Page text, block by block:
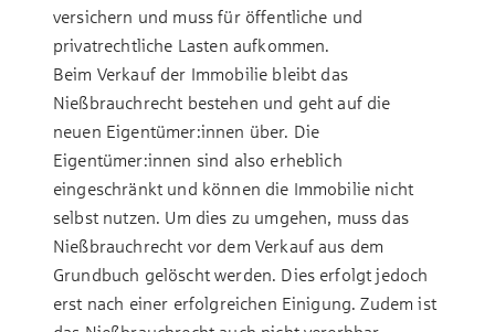
versichern und muss für öffentliche und
privatrechtliche Lasten aufkommen.
Beim Verkauf der Immobilie bleibt das
Nießbrauchrecht bestehen und geht auf die
neuen Eigentümer:innen über. Die
Eigentümer:innen sind also erheblich
eingeschränkt und können die Immobilie nicht
selbst nutzen. Um dies zu umgehen, muss das
Nießbrauchrecht vor dem Verkauf aus dem
Grundbuch gelöscht werden. Dies erfolgt jedoch
erst nach einer erfolgreichen Einigung. Zudem ist